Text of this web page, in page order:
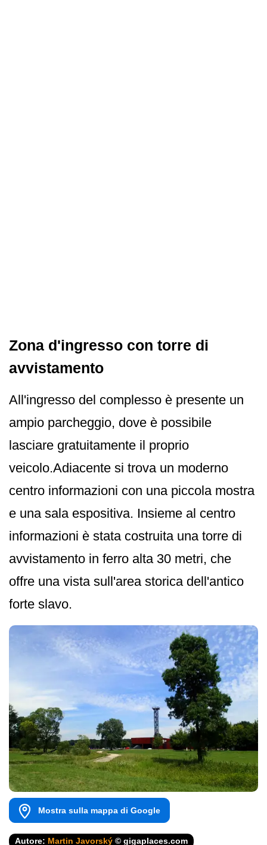
Zona d'ingresso con torre di
avvistamento
All'ingresso del complesso è presente un
ampio parcheggio, dove è possibile
lasciare gratuitamente il proprio
veicolo.Adiacente si trova un moderno
centro informazioni con una piccola mostra
e una sala espositiva. Insieme al centro
informazioni è stata costruita una torre di
avvistamento in ferro alta 30 metri, che
offre una vista sull'area storica dell'antico
forte slavo.
Mostra sulla mappa di Google
Autore: Martin Javorský © gigaplaces.com